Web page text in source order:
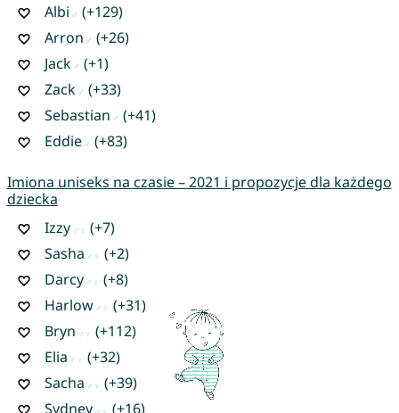
Albi
(+129)
Arron
(+26)
Jack
(+1)
Zack
(+33)
Sebastian
(+41)
Eddie
(+83)
Imiona uniseks na czasie – 2021 i propozycje dla każdego
dziecka
Izzy
(+7)
Sasha
(+2)
Darcy
(+8)
Harlow
(+31)
Bryn
(+112)
Elia
(+32)
Sacha
(+39)
Sydney
(+16)